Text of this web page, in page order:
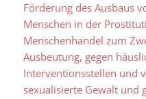
Förderung des Ausbaus
Menschen in der
Menschenhandel zum
Ausbeutung, gegen
Interventionsstellen und
sexualisierte Gewalt und